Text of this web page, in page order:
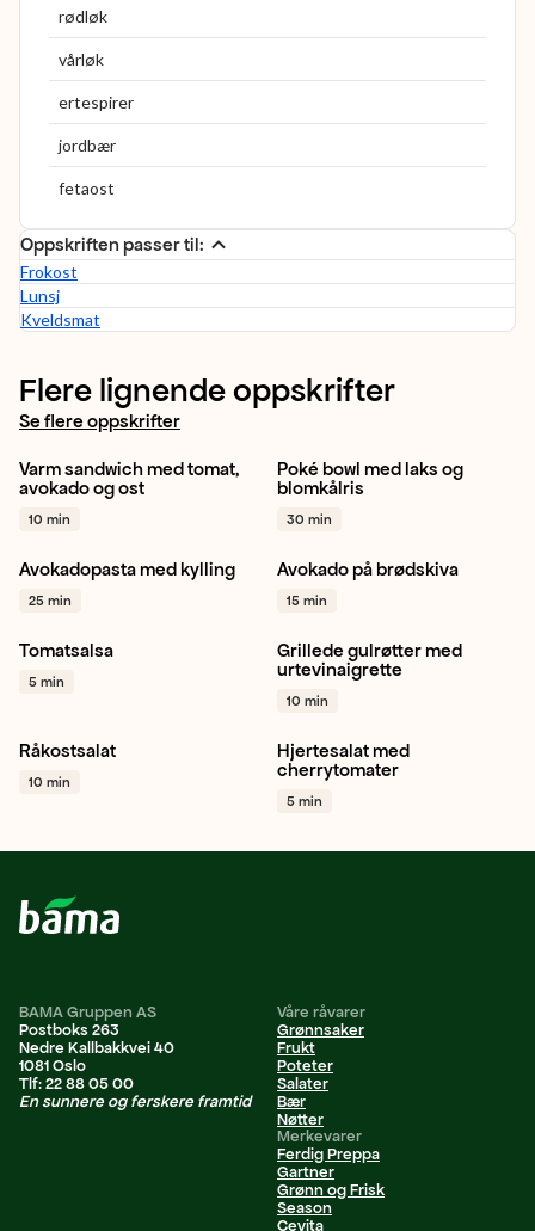
rødløk
vårløk
ertespirer
jordbær
fetaost
Oppskriften passer til:
Frokost
Lunsj
Kveldsmat
Flere lignende oppskrifter
Se flere oppskrifter
Plommetomat
Avokado
Varm sandwich med tomat,
avokado og ost
10 min
Blomkål Mango
Gulrot
Poké bowl med laks og
blomkålris
30 min
Avokado Kylling
Pasta
+ 1
Avokadopasta med kylling
25 min
Avokado Toast
Frokost
+ 1
Avokado på brødskiva
15 min
Cherrytomat
Hvitløk
Tomatsalsa
5 min
Gulrot Appelsin
Grilling
Grillede gulrøtter med
urtevinaigrette
10 min
Gulrot Spisskål
+ 1
Råkostsalat
10 min
Hjertesalat
Cherrytomat
Hjertesalat med
cherrytomater
5 min
BAMA Gruppen AS
Postboks 263
Nedre Kallbakkvei 40
1081 Oslo
Tlf: 22 88 05 00
En sunnere og ferskere framtid
Våre råvarer
Grønnsaker
Frukt
Poteter
Salater
Bær
Nøtter
Merkevarer
Ferdig Preppa
Gartner
Grønn og Frisk
Season
Cevita